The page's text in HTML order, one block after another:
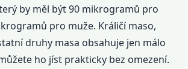
by měl být 90 mikrogramů pro
pro muže. Králičí maso,
druhy masa obsahuje jen málo
ho jíst prakticky bez omezení.